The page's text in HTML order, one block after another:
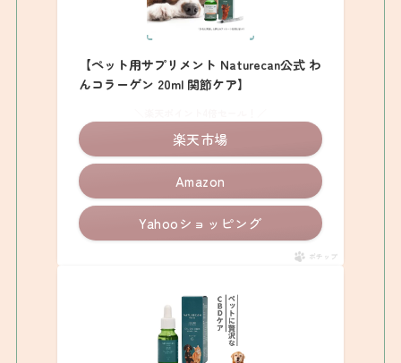
【ペット用サプリメント Naturecan公式 わ
んコラーゲン 20ml 関節ケア】
Amazon
楽天市場
Yahooショッピング
ポチップ